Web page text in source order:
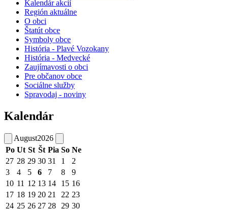
Kalendár akcií
Región aktuálne
O obci
Štatút obce
Symboly obce
História - Plavé Vozokany
História - Medvecké
Zaujímavosti o obci
Pre občanov obce
Sociálne služby
Spravodaj - noviny
Kalendár
August2026
Po Ut St Št Pia So Ne
27 28 29 30 31 1
2
3
4 5 6 7 8
9
10 11 12 13 14 15 16
17 18 19 20 21 22 23
24 25 26 27 28 29 30